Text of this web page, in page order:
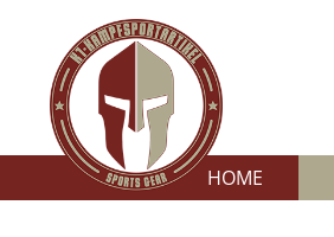
HOME